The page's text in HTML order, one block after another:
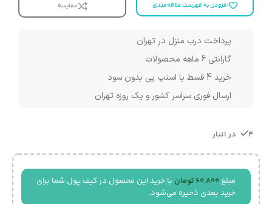
افزودن به فهرست علاقه‌مندی مقایسه
پرداخت درب منزل در تهران
گارانتی 6 ماهه محصولات
خرید 4 قسط با اسنپ پی بدون سود
ارسال فوری سراسر کشور و یک روزه تهران
4 در انبار
مبلغ 60,800 تومان با خرید این محصول در کیف پول شما برای
خرید بعدی ذخیره می‌شود.